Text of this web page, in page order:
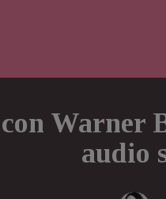
Warner
audio